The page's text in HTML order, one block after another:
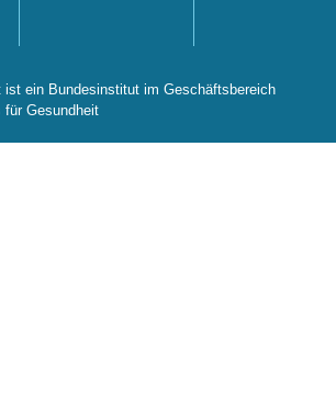
ist ein Bundesinstitut im Geschäftsbereich
für Gesundheit